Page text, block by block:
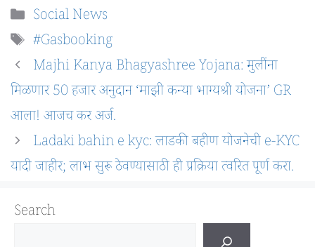
Categories
Social News
Tags
#Gasbooking
Majhi Kanya Bhagyashree Yojana: मुलींना
मिळणार 50 हजार अनुदान ‘माझी कन्या भाग्यश्री योजना’ GR
आला! आजच कर अर्ज.
Ladaki bahin e kyc: लाडकी बहीण योजनेची e-KYC
यादी जाहीर; लाभ सुरू ठेवण्यासाठी ही प्रक्रिया त्वरित पूर्ण करा.
Search